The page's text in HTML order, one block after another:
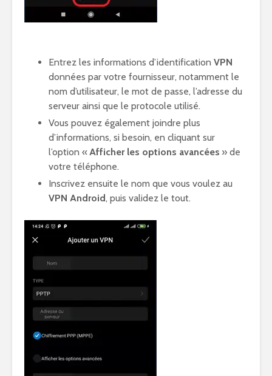
Entrez les informations d’identification VPN
données par votre fournisseur, notamment le
nom d’utilisateur, le mot de passe, l’adresse du
serveur ainsi que le protocole utilisé.
Vous pouvez également joindre plus
d’informations, si besoin, en cliquant sur
l’option «Afficher les options avancées » de
votre téléphone.
Inscrivez ensuite le nom que vous voulez au
VPN Android, puis validez le tout.